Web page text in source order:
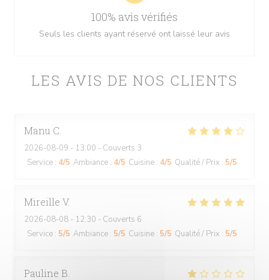
LES AVIS DE NOS CLIENTS
Manu C
2026-08-09 - 13:00 - Couverts 3
Service : 4/5 Ambiance : 4/5 Cuisine : 4/5 Qualité / Prix : 5/5
Mireille V
2026-08-08 - 12:30 - Couverts 6
Service : 5/5 Ambiance : 5/5 Cuisine : 5/5 Qualité / Prix : 5/5
Pauline B
100% avis vérifiés
Seuls les clients ayant réservé ont laissé leur avis